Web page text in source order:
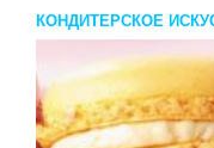
КОНДИТЕРСКОЕ